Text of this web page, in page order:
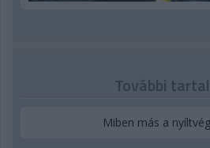
További
Miben más a